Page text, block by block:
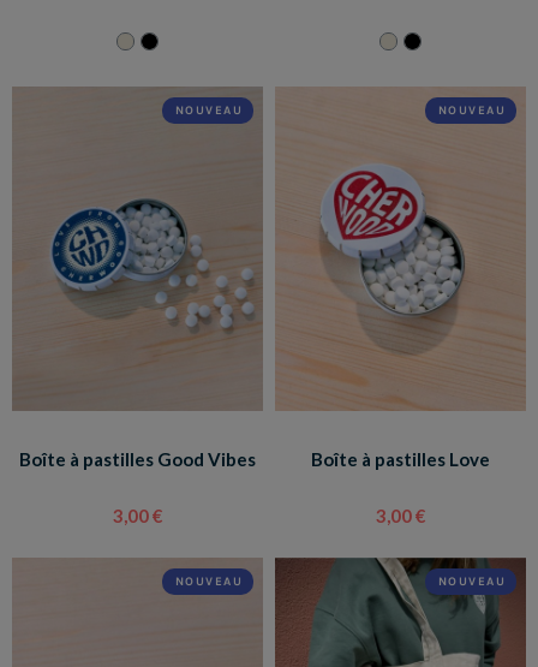
NOUVEAU
Boîte à pastilles Good Vibes
3,00 €
NOUVEAU
Boîte à pastilles Love
3,00 €
NOUVEAU NOUVEAU